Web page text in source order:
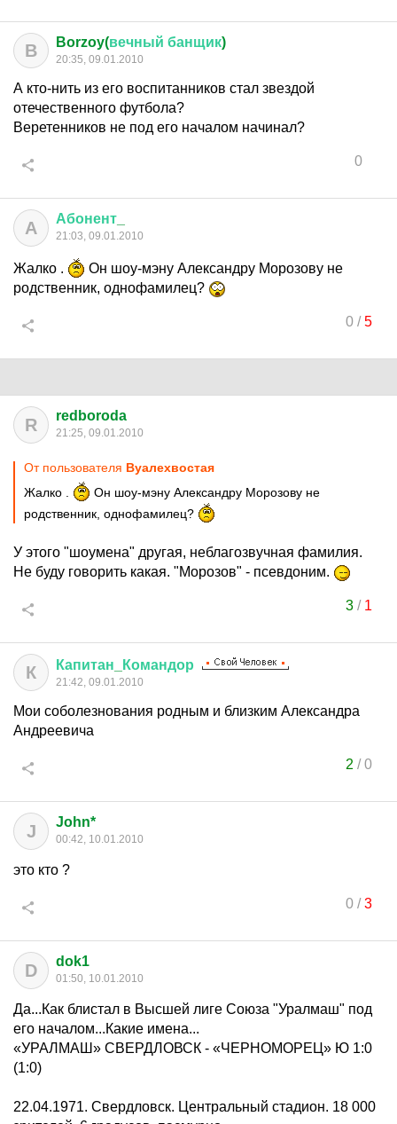
B Borzoy(вечный банщик)
20:35, 09.01.2010
А кто-нить из его воспитанников стал звездой
отечественного футбола?
Веретенников не под его началом начинал?
0
А Абонент
21:03, 09.01.2010
Жалко .
Он шоу-мэну Александру Морозову не
родственник, однофамилец?
0/5
R redboroda
21:25, 09.01.2010
От пользователя Вуалехвостая
Жалко .
Он шоу-мэну Александру Морозову не
родственник, однофамилец?
У этого "шоумена" другая, неблагозвучная фамилия.
Не буду говорить какая. "Морозов" - псевдоним.
3/ 1
К Капитан Командор
21:42, 09.01.2010
Мои соболезнования родным и близким Александра
Андреевича
2 /0
J John*
00:42, 10.01.2010
это кто ?
0/3
D dok1
01:50, 10.01.2010
Да...Как блистал в Высшей лиге Союза "Уралмаш" под
его началом...Какие имена...
«УРАЛМАШ» СВЕРДЛОВСК - «ЧЕРНОМОРЕЦ» Ю 1:0
(1:0)
22.04.1971. Свердловск. Центральный стадион. 18 000